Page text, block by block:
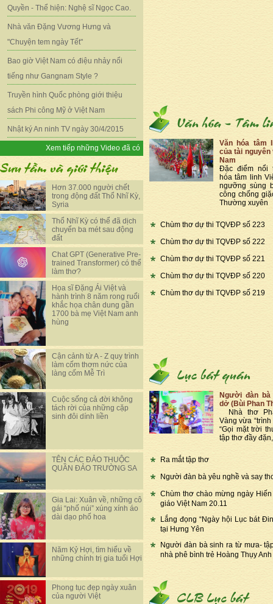
Quyền - Thể hiện: Nghệ sĩ Ngọc Cao.
Nhà văn Đặng Vương Hưng và
"Chuyện tem ngày Tết"
Bao giờ Việt Nam có điệu nhảy nổi
tiếng như Gangnam Style ?
Truyền hình Quốc phòng giới thiệu
sách Phi công Mỹ ở Việt Nam
Nhật ký An ninh TV ngày 30/4/2015
Xem tiếp những Video đã có
Hơn 37.000 người chết
trong động đất Thổ Nhĩ Kỳ,
Syria
Thổ Nhĩ Kỳ có thể đã dịch
chuyển ba mét sau động
đất
Chat GPT (Generative Pre-
trained Transformer) có thể
làm thơ?
Họa sĩ Đặng Ái Việt và
hành trình 8 năm rong ruổi
khắc họa chân dung gần
1700 bà mẹ Việt Nam anh
hùng
Cận cảnh từ A - Z quy trình
làm cốm thơm nức của
làng cốm Mễ Trì
Cuộc sống cả đời không
tách rời của những cặp
sinh đôi dính liền
TÊN CÁC ĐẢO THUỘC
QUẦN ĐẢO TRƯỜNG SA
Gia Lai: Xuân về, những cô
gái “phố núi” xúng xính áo
dài dạo phố hoa
Năm Kỷ Hợi, tìm hiểu về
những chính trị gia tuổi Hợi
Phong tục đẹp ngày xuân
của người Việt
Văn hóa tâm
của tài nguyên
Nam
Đặc điểm nổi
hóa tâm linh
ngưỡng sùng
công chống
Thường xuyên
Chùm thơ dự thi TQVĐP số 223
Chùm thơ dự thi TQVĐP số 222
Chùm thơ dự thi TQVĐP số 221
Chùm thơ dự thi TQVĐP số 220
Chùm thơ dự thi TQVĐP số 219
Người đàn
dở (Bùi Phan
Nhà thơ
Vàng vừa
“Gọi mặt trời
tập thơ đầy
Ra mắt tập thơ
Người đàn bà yêu nghề và say
Chùm thơ chào mừng ngày
giáo Việt Nam 20.11
Lắng đọng “Ngày hội Lục bát
tại Hưng Yên
Người đàn bà sinh ra từ mưa-
nhà phê bình trẻ Hoàng Thụy Anh